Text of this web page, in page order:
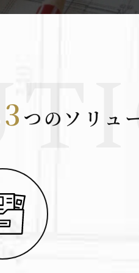
3 つのソリュ